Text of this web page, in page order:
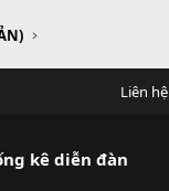
Liên hệ
kê diễn đàn